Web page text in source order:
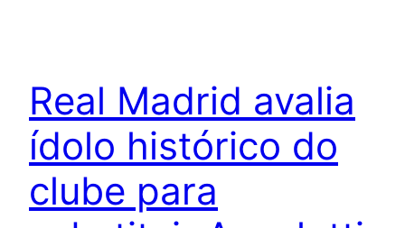
Real Madrid avalia
ídolo histórico do
clube para